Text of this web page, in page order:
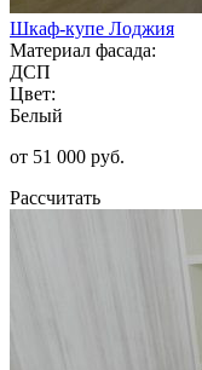
Шкаф-купе Лоджия
Материал фасада:
ДСП
Цвет:
Белый
от 51 000 руб.
Рассчитать